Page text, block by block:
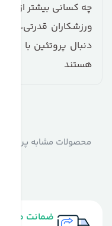
چه کسانی بیشتر از
ورزشکاران قدرتی،
دنبال پروتئین با
هستند
ضمانت مرجوعی